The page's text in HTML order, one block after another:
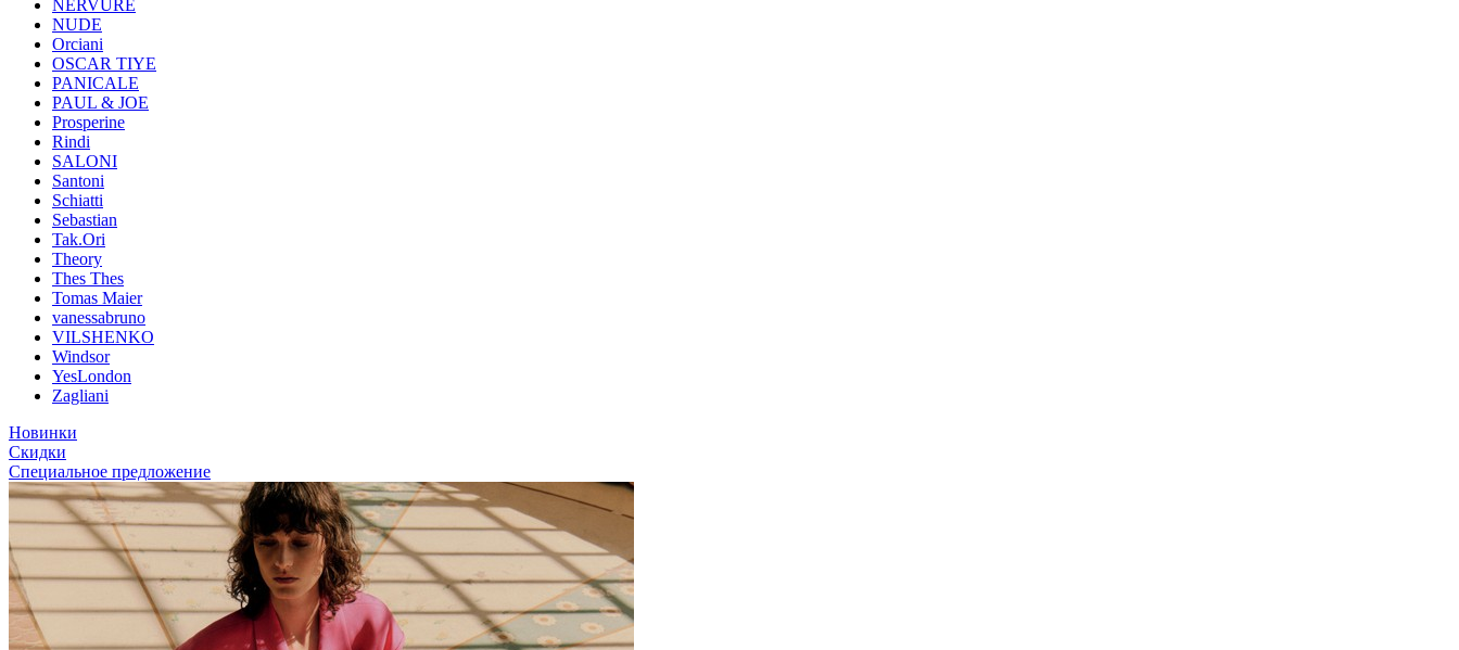
NERVURE
NUDE
Orciani
OSCAR TIYE
PANICALE
PAUL & JOE
Prosperine
Rindi
SALONI
Santoni
Schiatti
Sebastian
Tak.Ori
Theory
Thes Thes
Tomas Maier
vanessabruno
VILSHENKO
Windsor
YesLondon
Zagliani
Новинки
Скидки
Специальное предложение